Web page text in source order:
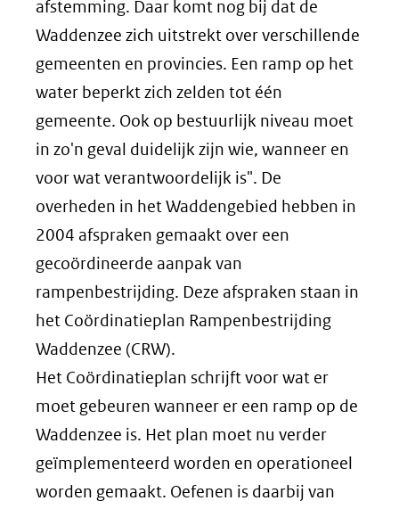
afstemming. Daar komt nog bij dat de
Waddenzee zich uitstrekt over verschillende
gemeenten en provincies. Een ramp op het
water beperkt zich zelden tot één
gemeente. Ook op bestuurlijk niveau moet
in zo'n geval duidelijk zijn wie, wanneer en
voor wat verantwoordelijk is". De
overheden in het Waddengebied hebben in
2004 afspraken gemaakt over een
gecoördineerde aanpak van
rampenbestrijding. Deze afspraken staan in
het Coördinatieplan Rampenbestrijding
Waddenzee (CRW).
Het Coördinatieplan schrijft voor wat er
moet gebeuren wanneer er een ramp op de
Waddenzee is. Het plan moet nu verder
geïmplementeerd worden en operationeel
worden gemaakt. Oefenen is daarbij van